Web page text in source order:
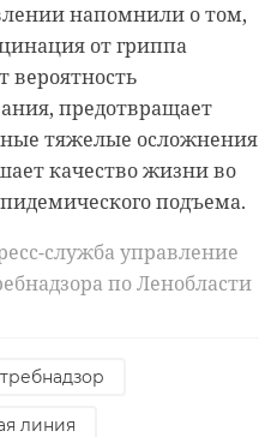
напомнили о том,
от гриппа
вероятность
предотвращает
тяжелые осложнения
качество жизни во
подъема.
служба управление
по Ленобласти
линия